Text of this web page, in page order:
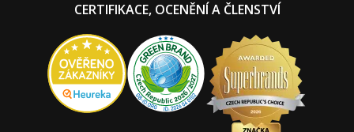
CERTIFIKACE, OCENĚNÍ A ČLENSTVÍ